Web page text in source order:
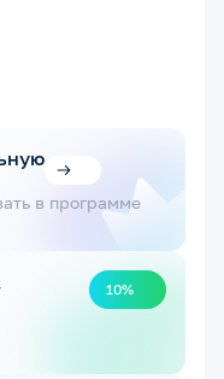
в программе
10%